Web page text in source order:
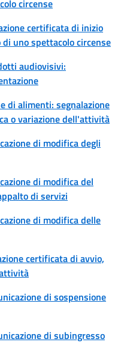
circense
certificata di inizio
uno spettacolo circense
audiovisivi:
di alimenti: segnalazione
o variazione dell'attività
di modifica degli
di modifica del
di servizi
di modifica delle
certificata di avvio,
di sospensione
di subingresso